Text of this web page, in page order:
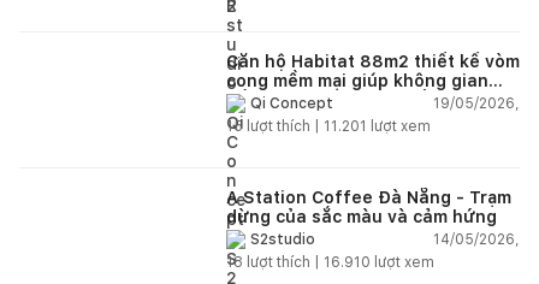
Căn hộ Habitat 88m2 thiết kế vòm
cong mềm mại giúp không gian
sống hiện đại trở nên ấm áp hơn
Qi Concept
19/05/2026,
15 lượt thích | 11.201 lượt xem
A Station Coffee Đà Nẵng - Trạm
dừng của sắc màu và cảm hứng
S2studio
14/05/2026,
18 lượt thích | 16.910 lượt xem